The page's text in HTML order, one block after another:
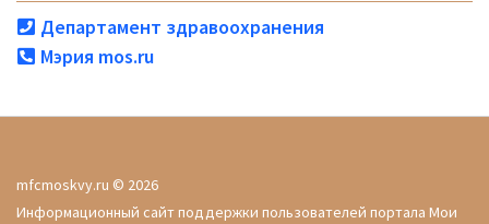
Департамент здравоохранения
Мэрия mos.ru
mfcmoskvy.ru © 2026
Информационный сайт поддержки пользователей портала Мои